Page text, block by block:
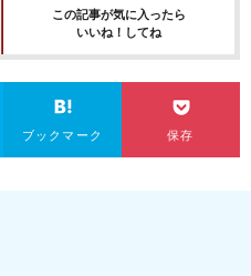
この記事が気に入ったら
いいね！してね
ブックマーク 保存